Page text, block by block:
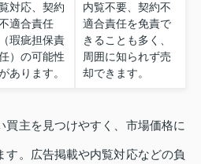
覧対応、契約
適合責任
（瑕疵担保責
）の可能性
あります。
内覧不要、契約不
適合責任を免責で
きることも多く、
周囲に知られず売
却できます。
買主を見つけやすく、市場価格に
す。広告掲載や内覧対応などの負